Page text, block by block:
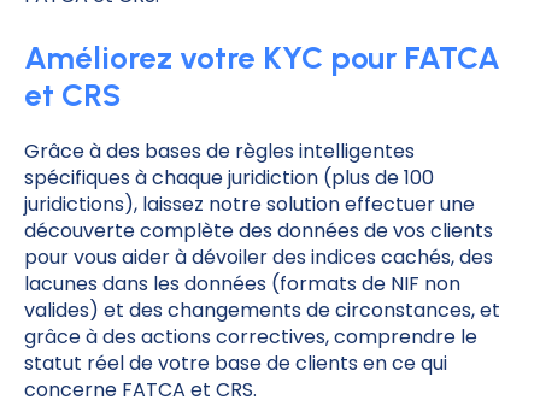
Améliorez votre KYC pour FATCA
et CRS
Grâce à des bases de règles intelligentes
spécifiques à chaque juridiction (plus de 100
juridictions), laissez notre solution effectuer une
découverte complète des données de vos clients
pour vous aider à dévoiler des indices cachés, des
lacunes dans les données (formats de NIF non
valides) et des changements de circonstances, et
grâce à des actions correctives, comprendre le
statut réel de votre base de clients en ce qui
concerne FATCA et CRS.